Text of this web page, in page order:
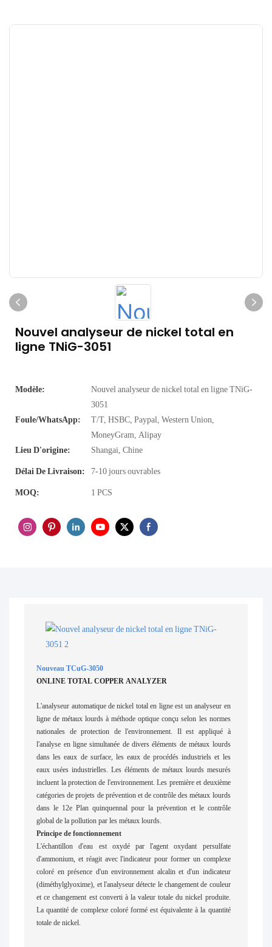
Nouvel analyseur de nickel total en
ligne TNiG-3051
Modèle:
Nouvel analyseur de nickel total en ligne TNiG-
3051
Foule/WhatsApp:
T/T, HSBC, Paypal, Western Union,
MoneyGram, Alipay
Lieu D'origine:
Shangai, Chine
Délai De Livraison: 7-10 jours ouvrables
MOQ: 1 PCS
Nouveau TCuG-3050
ONLINE TOTAL COPPER ANALYZER
L'analyseur automatique de nickel total en ligne est un analyseur en
ligne de métaux lourds à méthode optique conçu selon les normes
nationales de protection de l'environnement. Il est appliqué à
l'analyse en ligne simultanée de divers éléments de métaux lourds
dans les eaux de surface, les eaux de procédés industriels et les
eaux usées industrielles. Les éléments de métaux lourds mesurés
incluent la protection de l'environnement. Les première et deuxième
catégories de projets de prévention et de contrôle des métaux lourds
dans le 12e Plan quinquennal pour la prévention et le contrôle
global de la pollution par les métaux lourds.
Principe de fonctionnement
L'échantillon d'eau est oxydé par l'agent oxydant persulfate
d'ammonium, et réagit avec l'indicateur pour former un complexe
coloré en présence d'un environnement alcalin et d'un indicateur
(diméthylglyoxime), et l'analyseur détecte le changement de couleur
et ce changement est converti à la valeur totale du nickel produite.
La quantité de complexe coloré formé est équivalente à la quantité
totale de nickel.